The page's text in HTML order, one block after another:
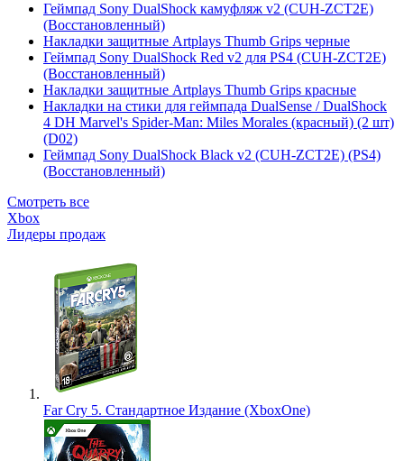
Геймпад Sony DualShock камуфляж v2 (CUH-ZCT2E)
(Восстановленный)
Накладки защитные Artplays Thumb Grips черные
Геймпад Sony DualShock Red v2 для PS4 (CUH-ZCT2E)
(Восстановленный)
Накладки защитные Artplays Thumb Grips красные
Накладки на стики для геймпада DualSense / DualShock
4 DH Marvel's Spider-Man: Miles Morales (красный) (2 шт)
(D02)
Геймпад Sony DualShock Black v2 (CUH-ZCT2E) (PS4)
(Восстановленный)
Смотреть все
Xbox
Лидеры продаж
Far Cry 5. Стандартное Издание (XboxOne)